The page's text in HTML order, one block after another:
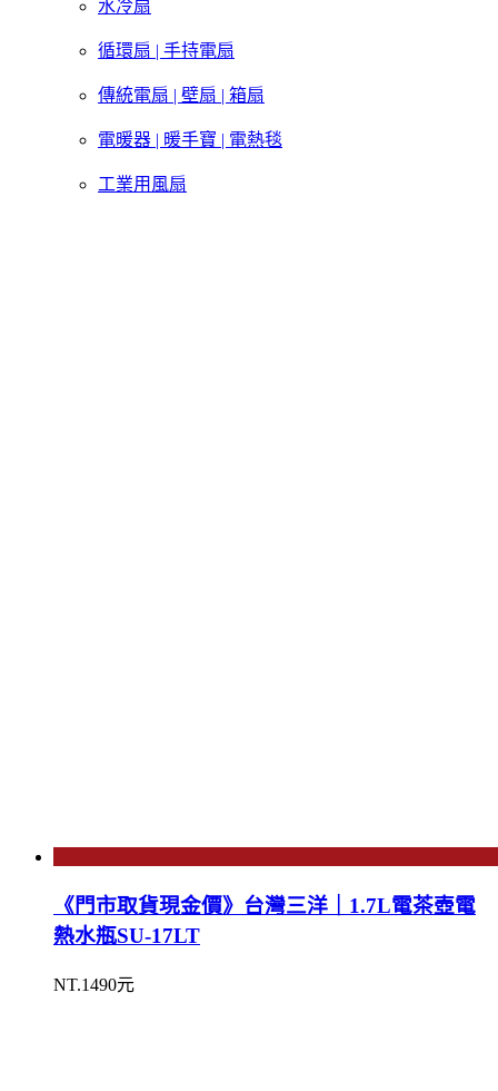
水冷扇
循環扇 | 手持電扇
傳統電扇 | 壁扇 | 箱扇
電暖器 | 暖手寶 | 電熱毯
工業用風扇
《門市取貨現金價》台灣三洋｜1.7L電茶壺電
熱水瓶SU-17LT
NT.1490元